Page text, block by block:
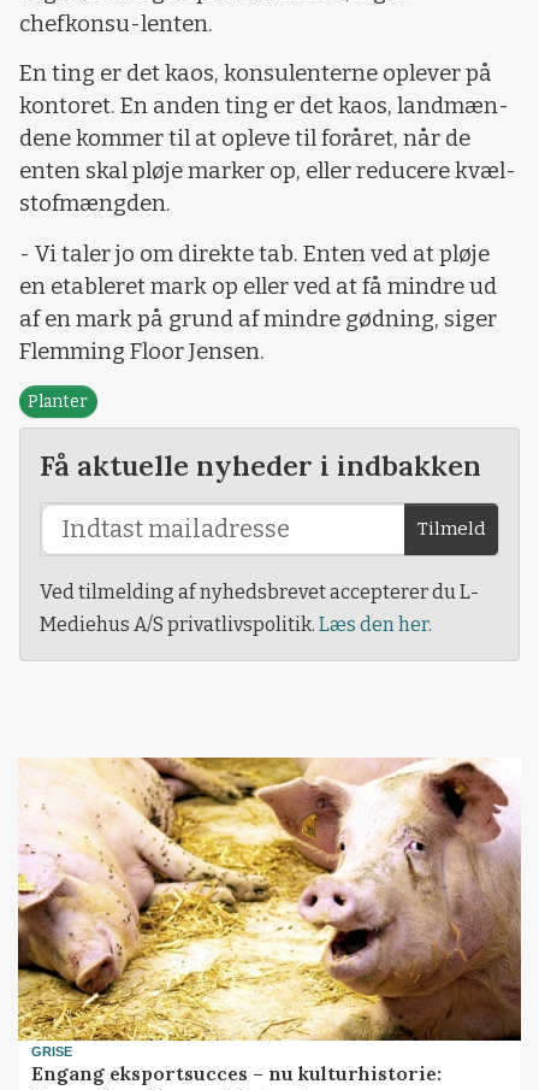
chefkonsu-lenten.
En ting er det kaos, konsulenterne oplever på
kontoret. En anden ting er det kaos, landmæn-
dene kommer til at opleve til foråret, når de
enten skal pløje marker op, eller reducere kvæl-
stofmængden.
- Vi taler jo om direkte tab. Enten ved at pløje
en etableret mark op eller ved at få mindre ud
af en mark på grund af mindre gødning, siger
Flemming Floor Jensen.
Planter
Få aktuelle nyheder i indbakken
Tilmeld
Ved tilmelding af nyhedsbrevet accepterer du L-
Mediehus A/S privatlivspolitik. Læs den her.
GRISE
Engang eksportsucces – nu kulturhistorie: